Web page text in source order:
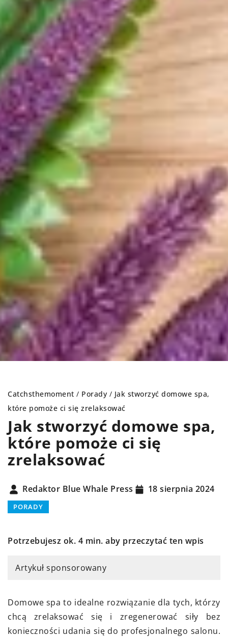
Catchsthemoment / Porady / Jak stworzyć domowe spa,
które pomoże ci się zrelaksować
Jak stworzyć domowe spa,
które pomoże ci się
zrelaksować
Redaktor Blue Whale Press 18 sierpnia 2024
PORADY
Potrzebujesz ok. 4 min. aby przeczytać ten wpis
Artykuł sponsorowany
Domowe spa to idealne rozwiązanie dla tych, którzy
chcą zrelaksować się i zregenerować siły bez
konieczności udania się do profesjonalnego salonu.